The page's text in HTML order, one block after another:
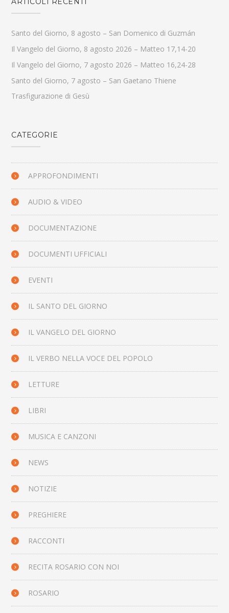
Santo del Giorno, 8 agosto – San Domenico di Guzmán
Il Vangelo del Giorno, 8 agosto 2026 – Matteo 17,14-20
Il Vangelo del Giorno, 7 agosto 2026 – Matteo 16,24-28
Santo del Giorno, 7 agosto – San Gaetano Thiene
Trasfigurazione di Gesù
CATEGORIE
APPROFONDIMENTI
AUDIO & VIDEO
DOCUMENTAZIONE
DOCUMENTI UFFICIALI
EVENTI
IL SANTO DEL GIORNO
IL VANGELO DEL GIORNO
IL VERBO NELLA VOCE DEL POPOLO
LETTURE
LIBRI
MUSICA E CANZONI
NEWS
NOTIZIE
PREGHIERE
RACCONTI
RECITA ROSARIO CON NOI
ROSARIO